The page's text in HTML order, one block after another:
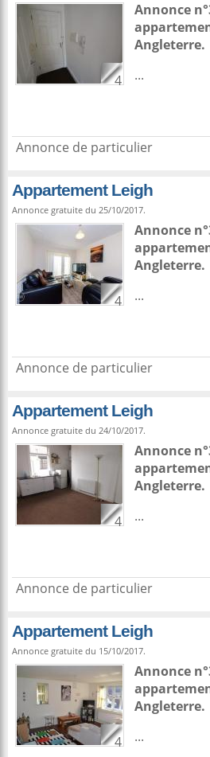
4
Annonce
Angleterre.
...
Annonce de particulier
Appartement Leigh
Annonce gratuite du 25/10/2017.
4
Annonce
Angleterre.
...
Annonce de particulier
Appartement Leigh
Annonce gratuite du 24/10/2017.
4
Annonce
Angleterre.
...
Annonce de particulier
Appartement Leigh
Annonce gratuite du 15/10/2017.
4
Annonce
Angleterre.
...